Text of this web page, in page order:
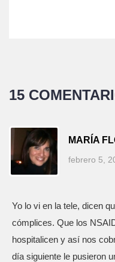
15
MARÍA
febrero 5,
Yo lo vi en la tele, dicen
cómplices. Que los
hospitalicen y así nos
día siguiente le pusieron